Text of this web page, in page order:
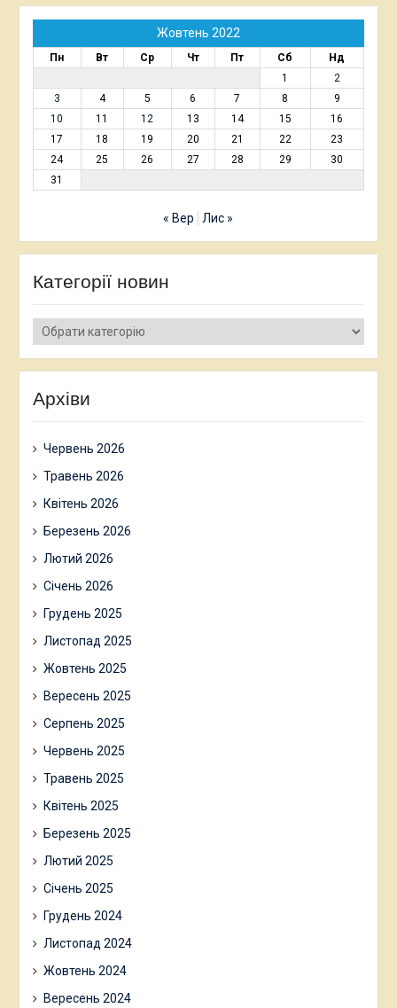
Жовтень 2022
Пн Вт Ср Чт Пт Сб
Нд
1
2
3
4 5 6 7 8
9
10
11 12 13 14 15
16
17
18 19 20 21 22
23
24
25 26 27 28 29
30
31
« Вер Лис »
Категорії новин
Категорії
новин
Архіви
Червень 2026
Травень 2026
Квітень 2026
Березень 2026
Лютий 2026
Січень 2026
Грудень 2025
Листопад 2025
Жовтень 2025
Вересень 2025
Серпень 2025
Червень 2025
Травень 2025
Квітень 2025
Березень 2025
Лютий 2025
Січень 2025
Грудень 2024
Листопад 2024
Жовтень 2024
Вересень 2024